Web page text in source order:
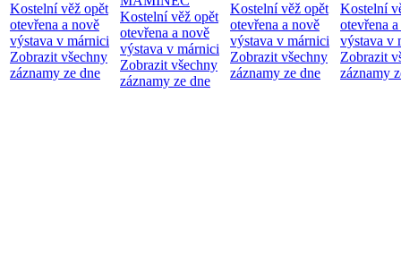
Kostelní věž opět
otevřena a nově
výstava v márnici
Zobrazit všechny
záznamy ze dne
Kostelní věž opět
otevřena a nově
výstava v márnici
Zobrazit všechny
záznamy ze dne
Kostelní věž opět
otevřena a nově
výstava v márnici
Zobrazit všechny
záznamy ze dne
Kostelní
otevřena
výstava v
Zobrazit
záznamy